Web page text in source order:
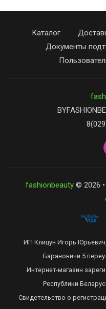
Каталог
Документы
fashionbeauty © 2026
ИП Клицун Игорь
Барановичи 5
Интернет-магазин
Республики
Свидетельство о